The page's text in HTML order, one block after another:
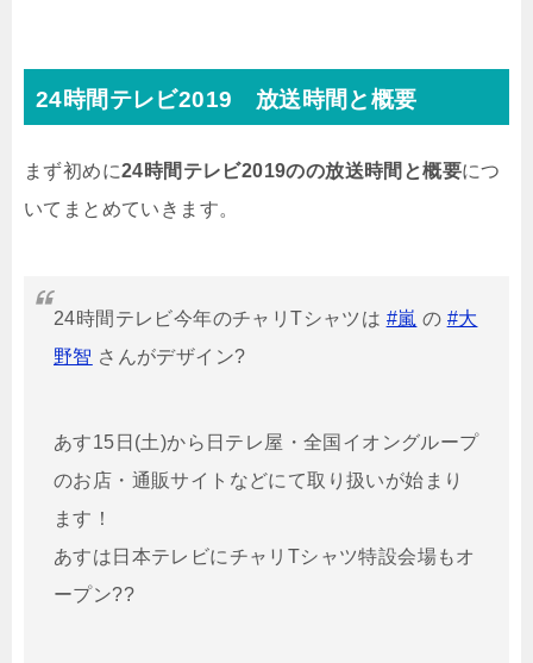
24時間テレビ2019 放送時間と概要
まず初めに24時間テレビ2019のの放送時間と概要につ
いてまとめていきます。
24時間テレビ今年のチャリTシャツは #嵐 の #大
野智 さんがデザイン?
あす15日(土)から日テレ屋・全国イオングループ
のお店・通販サイトなどにて取り扱いが始まり
ます！
あすは日本テレビにチャリTシャツ特設会場もオ
ープン??